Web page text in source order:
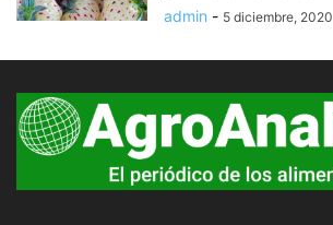
admin - 5 diciembre, 2020